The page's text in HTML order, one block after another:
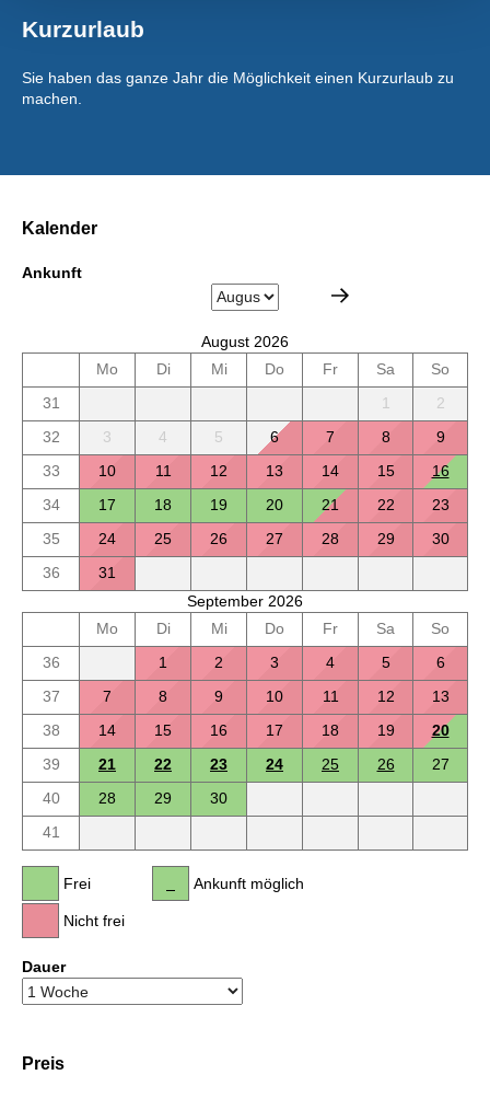
Kurzurlaub
Sie haben das ganze Jahr die Möglichkeit einen Kurzurlaub zu
machen.
Kalender
Ankunft
August 2026
Mo
Di Mi Do Fr Sa
So
31
1
2
32
3 4 5 6 7 8
9
33
10 11 12 13 14 15
16
34
17 18 19 20 21 22
23
35
24 25 26 27 28 29
30
36
31
September 2026
Mo
Di Mi Do Fr Sa
So
36
1 2 3 4 5
6
37
7 8 9 10 11 12
13
38
14 15 16 17 18 19
20
39
21 22 23 24 25 26
27
40
28 29
30
41
Frei
Nicht frei
Ankunft möglich
Dauer
Preis